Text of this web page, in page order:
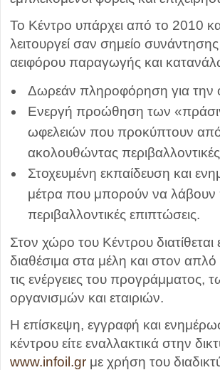
Το Κέντρο υπάρχει από το 2010
λειτουργεί σαν σημείο
αειφόρου παραγωγής και
Δωρεάν πληροφόρηση για την
Ενεργή προώθηση των
ωφελειών που προκύπτουν
ακολουθώντας
Στοχευμένη εκπαίδευση και
μέτρα που μπορούν να λάβουν
περιβαλλοντικές επιπτώσεις.
Στον χώρο του Κέντρου
διαθέσιμα στα μέλη και στον
τις ενέργειες του
οργανισμών και εταιριών.
Η επίσκεψη, εγγραφή και
κέντρου είτε εναλλακτικά στην
www.infoil.gr με χρήση του